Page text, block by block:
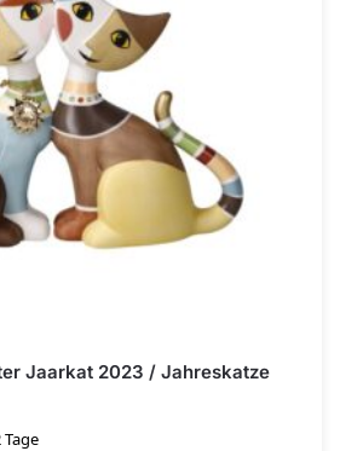
Jaarkat 2023 / Jahreskatze